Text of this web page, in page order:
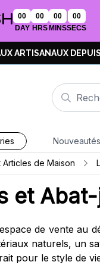
00
DAY
00
HRS
00
MINS
00
SECS
ARTISANAUX
de Maison
et
de vente au
naturels, un
pour le style de